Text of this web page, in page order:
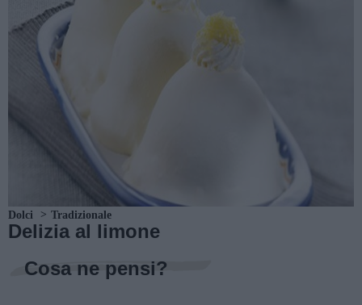
Dolci Tradizionale
Delizia al limone
Cosa ne pensi?